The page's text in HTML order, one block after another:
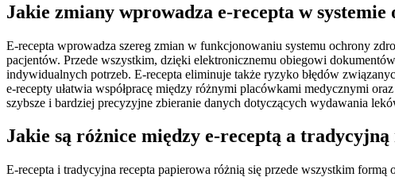
Jakie zmiany wprowadza e-recepta w
E-recepta wprowadza szereg zmian w funkcjonowaniu systemu ochrony
pacjentów. Przede wszystkim, dzięki elektronicznemu obiegowi
indywidualnych potrzeb. E-recepta eliminuje także ryzyko błędów
e-recepty ułatwia współpracę między różnymi placówkami medycznymi
szybsze i bardziej precyzyjne zbieranie danych dotyczących wydawania
Jakie są różnice między e-receptą a
E-recepta i tradycyjna recepta papierowa różnią się przede wszystkim